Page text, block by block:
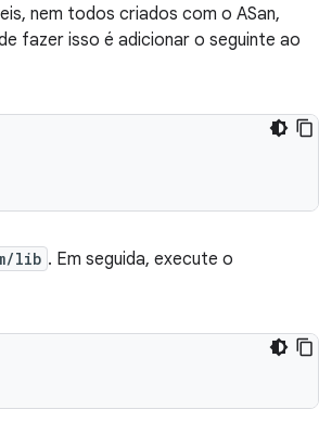
nem todos criados com o ASan,
fazer isso é adicionar o seguinte ao
lib . Em seguida, execute o